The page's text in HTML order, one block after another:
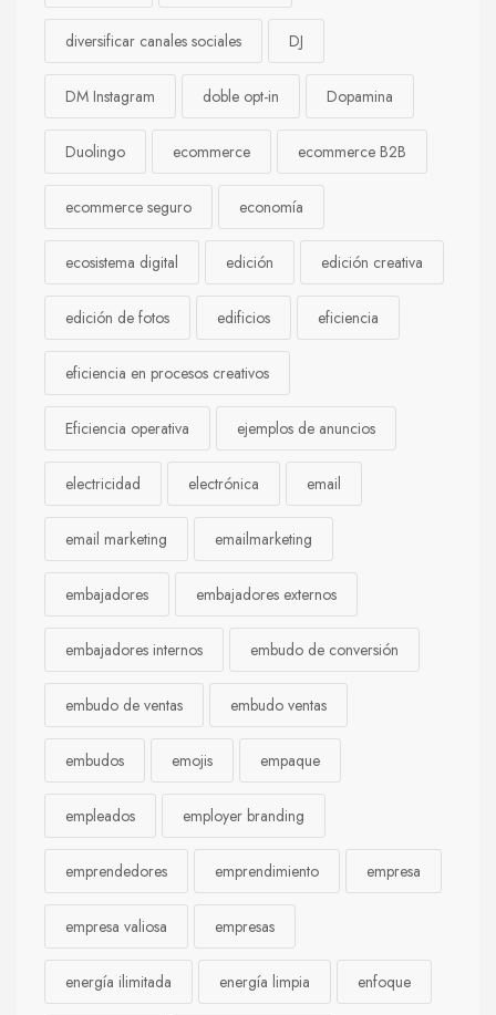
diversificar canales sociales DJ
DM Instagram doble opt-in Dopamina
Duolingo ecommerce ecommerce B2B
ecommerce seguro economía
ecosistema digital edición edición creativa
edición de fotos edificios eficiencia
eficiencia en procesos creativos
Eficiencia operativa ejemplos de anuncios
electricidad electrónica email
email marketing emailmarketing
embajadores embajadores externos
embajadores internos embudo de conversión
embudo de ventas embudo ventas
embudos emojis empaque
empleados employer branding
emprendedores emprendimiento empresa
empresa valiosa empresas
energía ilimitada energía limpia enfoque